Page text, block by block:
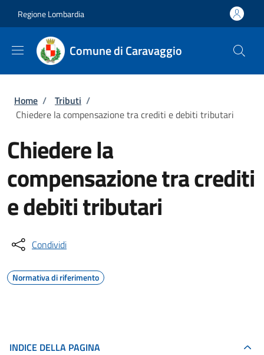
Regione Lombardia
Comune di Caravaggio
Briciole di pane
Home / Tributi /
Chiedere la compensazione tra crediti e debiti tributari
Chiedere la
compensazione tra crediti
e debiti tributari
Condividi
Normativa di riferimento
INDICE DELLA PAGINA